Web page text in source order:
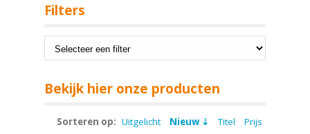
Filters
Bekijk hier onze producten
Sorteren op: Uitgelicht Nieuw Titel Prijs